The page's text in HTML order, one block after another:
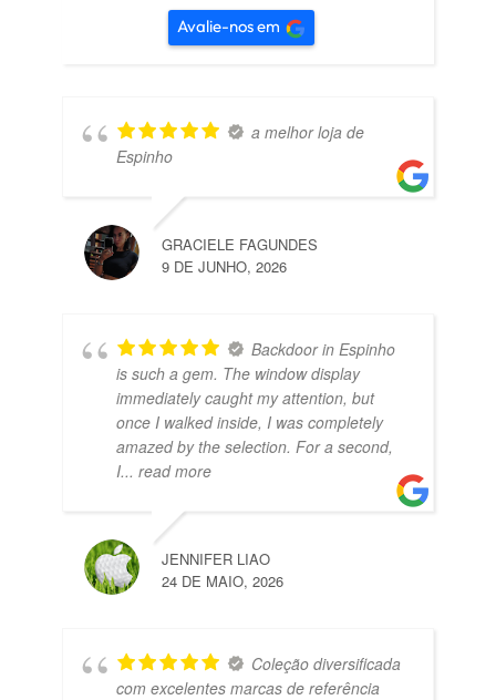
Avalie-nos em
a melhor loja de
Espinho
GRACIELE FAGUNDES
9 DE JUNHO, 2026
Backdoor in Espinho
is such a gem. The window display
immediately caught my attention, but
once I walked inside, I was completely
amazed by the selection. For a second,
I... read more
JENNIFER LIAO
24 DE MAIO, 2026
Coleção diversificada
com excelentes marcas de referência